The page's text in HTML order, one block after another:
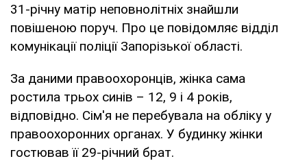
31-річну матір неповнолітніх знайшли
повішеною поруч. Про це повідомляє відділ
комунікації поліції Запорізької області.
За даними правоохоронців, жінка сама
ростила трьох синів – 12, 9 і 4 років,
відповідно. Сім'я не перебувала на обліку у
правоохоронних органах. У будинку жінки
гостював її 29-річний брат.